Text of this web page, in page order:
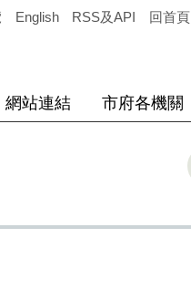
English RSS及API 回首頁
網站連結 市府各機關